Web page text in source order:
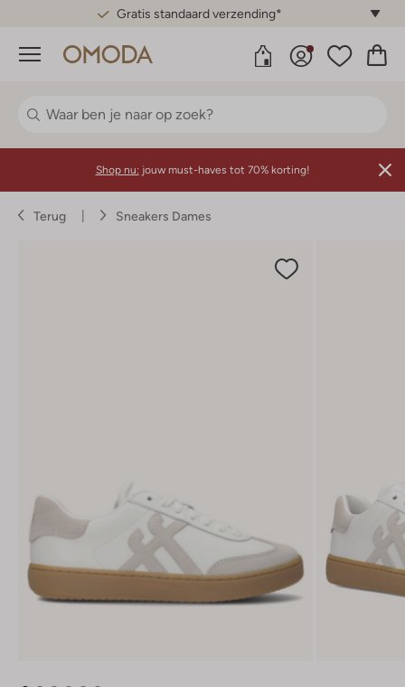
Gratis standaard verzending*
Menu
Shop nu: jouw must-haves tot 70% korting!
Terug Sneakers Dames